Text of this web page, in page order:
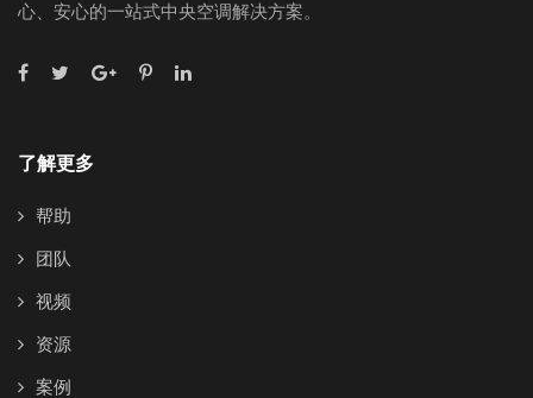
心、安心的一站式中央空调解决方案。
了解更多
帮助
团队
视频
资源
案例